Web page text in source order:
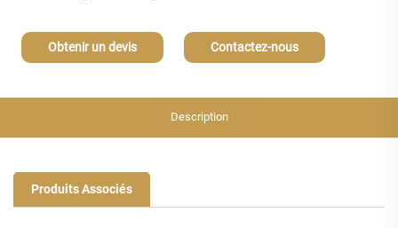
Obtenir un devis Contactez-nous
Description
Produits Associés